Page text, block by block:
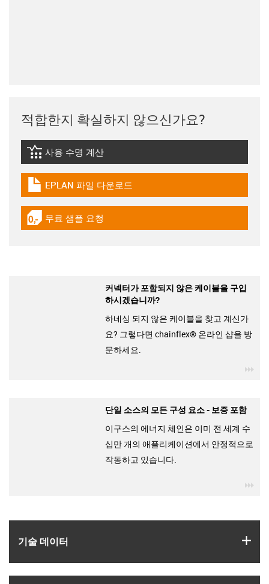
기술 데이터
적합한지 확실하지 않으신가요?
igus-icon-lebensdauerrechner
사용 수명 계산
igus-icon-download-plan
EPLAN 파일 다운로드
igus-icon-gratismuster
무료 샘플 요청
커넥터가 포함되지 않은 케이블을 구입
하시겠습니까?
하네싱 되지 않은 케이블을 찾고 계신가
요? 그렇다면 chainflex® 온라인 샵을 방
문하세요.
단일 소스의 모든 구성 요소 - 보증 포함
이구스의 에너지 체인은 이미 전 세계 수
십만 개의 애플리케이션에서 안정적으로
작동하고 있습니다.